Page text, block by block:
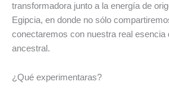
transformadora junto a la energía de
Egipcia, en donde no sólo
conectaremos con nuestra real esencia
ancestral.
¿Qué experimentaras?